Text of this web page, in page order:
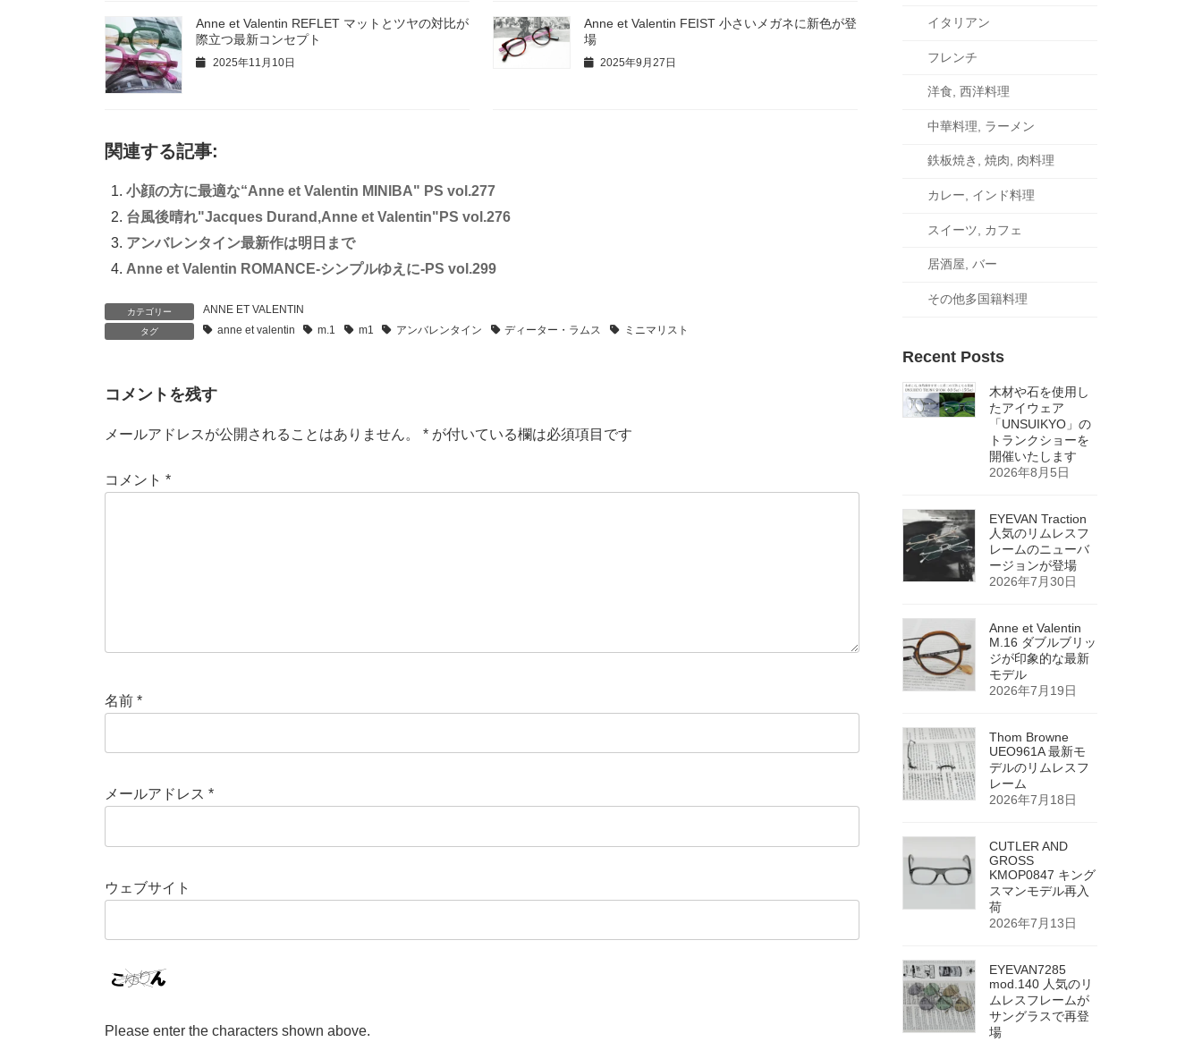
Anne et Valentin REFLET マットとツヤの対比が
際立つ最新コンセプト
2025年11月10日
Anne et Valentin FEIST 小さいメガネに新色が登
場
2025年9月27日
関連する記事:
小顔の方に最適な“Anne et Valentin MINIBA" PS vol.277
台風後晴れ"Jacques Durand,Anne et Valentin"PS vol.276
アンバレンタイン最新作は明日まで
Anne et Valentin ROMANCE-シンプルゆえに-PS vol.299
カテゴリー ANNE ET VALENTIN
タグ anne et valentin m.1 m1 アンバレンタイン ディーター・ラムス ミニマリスト
コメントを残す
メールアドレスが公開されることはありません。 * が付いている欄は必須項目です
コメント *
名前 *
メールアドレス *
ウェブサイト
Please enter the characters shown above.
イタリアン
フレンチ
洋食, 西洋料理
中華料理, ラーメン
鉄板焼き, 焼肉, 肉料理
カレー, インド料理
スイーツ, カフェ
居酒屋, バー
その他多国籍料理
Recent Posts
木材や石を使用し
たアイウェア
「UNSUIKYO」の
トランクショーを
開催いたします
2026年8月5日
EYEVAN Traction
人気のリムレスフ
レームのニューバ
ージョンが登場
2026年7月30日
Anne et Valentin
M.16 ダブルブリッ
ジが印象的な最新
モデル
2026年7月19日
Thom Browne
UEO961A 最新モ
デルのリムレスフ
レーム
2026年7月18日
CUTLER AND
GROSS
KMOP0847 キング
スマンモデル再入
荷
2026年7月13日
EYEVAN7285
mod.140 人気のリ
ムレスフレームが
サングラスで再登
場